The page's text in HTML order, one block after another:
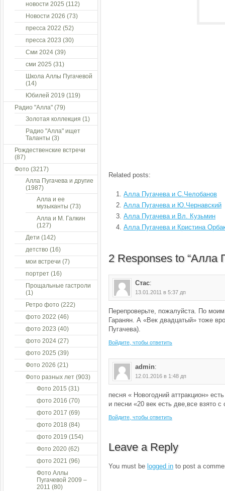
Related posts:
Алла Пугачева и С.Челобанов
Алла Пугачева и Ю.Чернавский
Алла Пугачева и Вл. Кузьмин
Алла Пугачева и Кристина
2 Responses to “Алла
Стас:
13.01.2011 в 5:37 дп
Перепроверьте, пожалуйста. По
Гаранян. А «Век двадцатый» тоже
Пугачева).
Войдите, чтобы ответить
admin:
12.01.2016 в 1:48 дп
песня « Новогодний аттракцион»
и песни «20 век есть две,все взято с
Войдите, чтобы ответить
Leave a Reply
You must be logged in to post a
новости 2025 (112)
Новости 2026 (73)
пресса 2022 (52)
пресса 2023 (30)
Сми 2024 (39)
сми 2025 (31)
Школа Аллы Пугачевой
(14)
Юбилей 2019 (119)
Радио "Алла" (79)
Золотая коллекция (1)
Радио "Алла" ищет
Таланты (3)
Рождественские встречи
(87)
Фото (3217)
Алла Пугачева и другие
(1987)
Алла и ее
музыканты (73)
Алла и М. Галкин
(127)
Дети (142)
детство (16)
мои встречи (7)
портрет (16)
Прощальные гастроли
(1)
Ретро фото (222)
фото 2022 (46)
фото 2023 (40)
фото 2024 (27)
фото 2025 (39)
Фото 2026 (21)
Фото разных лет (903)
Фото 2015 (31)
фото 2016 (70)
фото 2017 (69)
фото 2018 (84)
фото 2019 (154)
Фото 2020 (62)
фото 2021 (96)
Фото Аллы
Пугачевой 2009 –
2011 (80)